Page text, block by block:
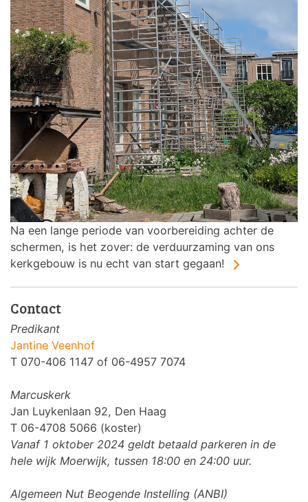
Na een lange periode van voorbereiding achter de
schermen, is het zover: de verduurzaming van ons
kerkgebouw is nu echt van start gegaan!
Contact
Predikant
Jantine Veenhof
T 070-406 1147 of 06-4957 7074
Marcuskerk
Jan Luykenlaan 92, Den Haag
T 06-4708 5066 (koster)
Vanaf 1 oktober 2024 geldt betaald parkeren in de
hele wijk Moerwijk, tussen 18:00 en 24:00 uur.
Algemeen Nut Beogende Instelling (ANBI)